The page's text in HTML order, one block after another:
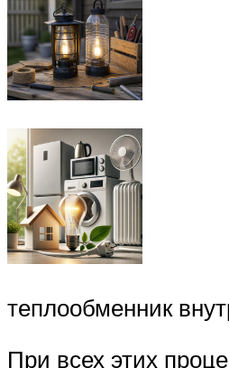
теплообменник
При всех этих